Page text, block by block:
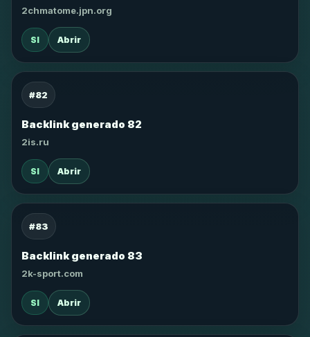
2chmatome.jpn.org
SI Abrir
#82
Backlink generado 82
2is.ru
SI Abrir
#83
Backlink generado 83
2k-sport.com
SI Abrir